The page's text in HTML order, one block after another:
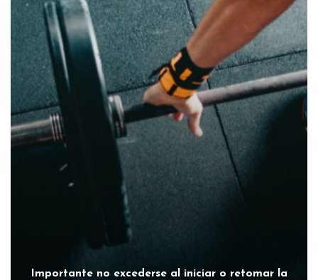
Importante no excederse al iniciar o retomar la